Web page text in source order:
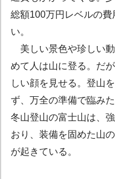
総額100万円レベルの
い。
美しい景色や珍しい
めて人は山に登る。だ
しい顔を見せる。登山
ず、万全の準備で臨みた
冬山登山の富士山は、
おり、装備を固めた山
が起きている。